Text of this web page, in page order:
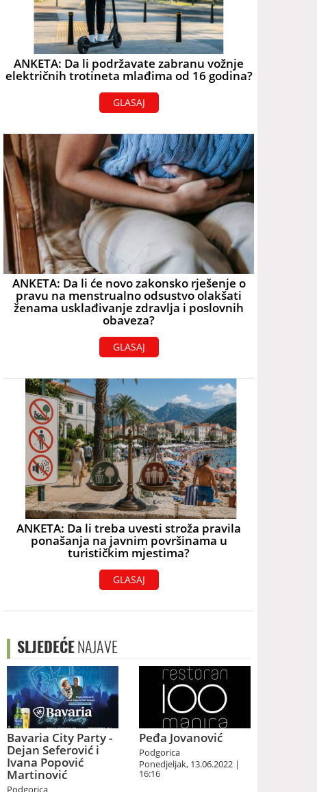
ANKETA: Da li podržavate zabranu vožnje
električnih trotineta mlađima od 16 godina?
GLASAJ
ANKETA: Da li će novo zakonsko rješenje o
pravu na menstrualno odsustvo olakšati
ženama usklađivanje zdravlja i poslovnih
obaveza?
GLASAJ
ANKETA: Da li treba uvesti stroža pravila
ponašanja na javnim površinama u
turističkim mjestima?
GLASAJ
SLJEDEĆENAJAVE
Bavaria City Party -
Dejan Seferović i
Ivana Popović
Martinović
Podgorica
Peđa Jovanović
Podgorica
Ponedjeljak, 13.06.2022 |
16:16